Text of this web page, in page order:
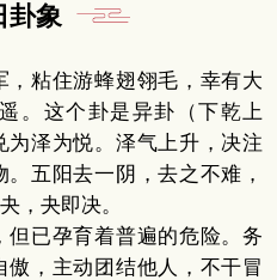
卦象
，粘住游蜂翅翎毛，幸有大
。这个卦是异卦（下乾上
为泽为悦。泽气上升，决注
五阳去一阴，去之不难，
，夬即决。
但已孕育着普遍的危险。务
，主动团结他人，不干冒